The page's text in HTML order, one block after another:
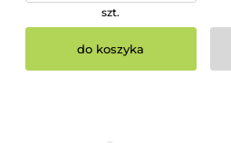
szt.
do koszyka